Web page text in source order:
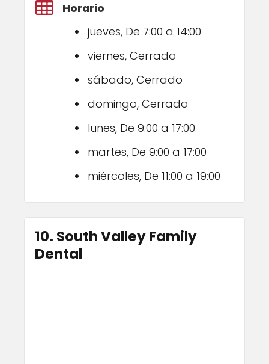
Horario
jueves, De 7:00 a 14:00
viernes, Cerrado
sábado, Cerrado
domingo, Cerrado
lunes, De 9:00 a 17:00
martes, De 9:00 a 17:00
miércoles, De 11:00 a 19:00
10. South Valley Family
Dental